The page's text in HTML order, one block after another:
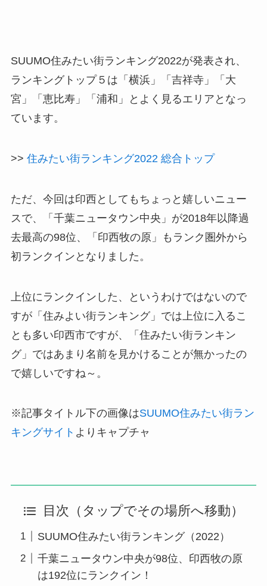
SUUMO住みたい街ランキング2022が発表され、
ランキングトップ５は「横浜」「吉祥寺」「大
宮」「恵比寿」「浦和」とよく見るエリアとなっ
ています。
>> 住みたい街ランキング2022 総合トップ
ただ、今回は印西としてもちょっと嬉しいニュー
スで、「千葉ニュータウン中央」が2018年以降過
去最高の98位、「印西牧の原」もランク圏外から
初ランクインとなりました。
上位にランクインした、というわけではないので
すが「住みよい街ランキング」では上位に入るこ
とも多い印西市ですが、「住みたい街ランキン
グ」ではあまり名前を見かけることが無かったの
で嬉しいですね～。
※記事タイトル下の画像はSUUMO住みたい街ラン
キングサイト よりキャプチャ
目次（タップでその場所へ移動）
SUUMO住みたい街ランキング（2022）
千葉ニュータウン中央が98位、印西牧の原
は192位にランクイン！